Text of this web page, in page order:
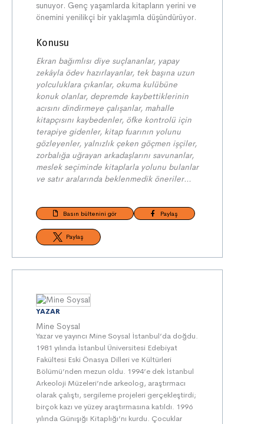
sunuyor. Genç yaşamlarda kitapların yerini ve
önemini yenilikçi bir yaklaşımla düşündürüyor.
Konusu
Ekran bağımlısı diye suçlananlar, yapay
zekâyla ödev hazırlayanlar, tek başına uzun
yolculuklara çıkanlar, okuma kulübüne
konuk olanlar, depremde kaybettiklerinin
acısını dindirmeye çalışanlar, mahalle
kitapçısını kaybedenler, öfke kontrolü için
terapiye gidenler, kitap fuarının yolunu
gözleyenler, yalnızlık çeken göçmen işçiler,
zorbalığa uğrayan arkadaşlarını savunanlar,
meslek seçiminde kitaplarla yolunu bulanlar
ve satır aralarında beklenmedik öneriler…
Basın bültenini gör Paylaş
Paylaş
YAZAR
Mine Soysal
Yazar ve yayıncı Mine Soysal İstanbul’da doğdu.
1981 yılında İstanbul Üniversitesi Edebiyat
Fakültesi Eski Önasya Dilleri ve Kültürleri
Bölümü’nden mezun oldu. 1994’e dek İstanbul
Arkeoloji Müzeleri’nde arkeolog, araştırmacı
olarak çalıştı, sergileme projeleri gerçekleştirdi;
birçok kazı ve yüzey araştırmasına katıldı. 1996
yılında Günışığı Kitaplığı’nı kurdu. Çocuklar